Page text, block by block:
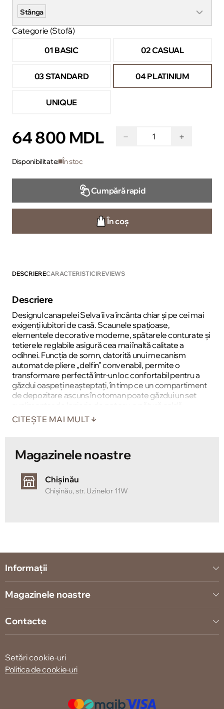
Stânga
Categorie (Stofă)
01 BASIC
02 CASUAL
03 STANDARD 04 PLATINIUM
UNIQUE
64 800 MDL − +
Disponibilitate: În stoc
Cumpără rapid
În coș
DESCRIERECARACTERISTICIREVIEWS
Descriere
Designul canapelei Selva îi va încânta chiar și pe cei mai
exigenți iubitori de casă. Scaunele spațioase,
elementele decorative moderne, spătarele conturate și
tetierele reglabile asigură cea mai înaltă calitate a
odihnei. Funcția de somn, datorită unui mecanism
automat de pliere „delfin” convenabil, permite o
transformare perfectă într-un loc confortabil pentru a
găzdui oaspeți neașteptați, în timp ce un compartiment
de depozitare ascuns în otoman poate găzdui un set
CITEȘTE MAI MULT
Magazinele noastre
Chișinău
Chișinău, str. Uzinelor 11W
Informații
Magazinele noastre
Contacte
Setări cookie-uri
Politica de cookie-uri